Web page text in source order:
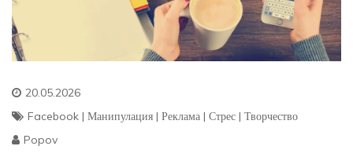
20.05.2026
Facebook | Манипулация | Реклама | Стрес | Творчество
Popov